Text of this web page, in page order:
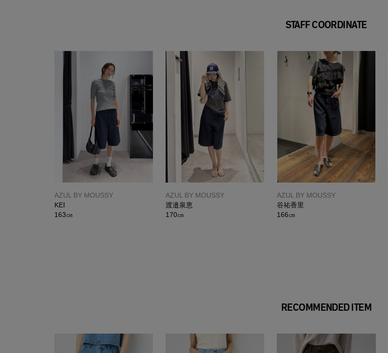
STAFF COORDINATE
AZUL BY MOUSSY
KEI
163㎝
AZUL BY MOUSSY
渡邉泉恵
170㎝
AZUL BY MOUSSY
谷祐香里
166㎝
RECOMMENDED ITEM